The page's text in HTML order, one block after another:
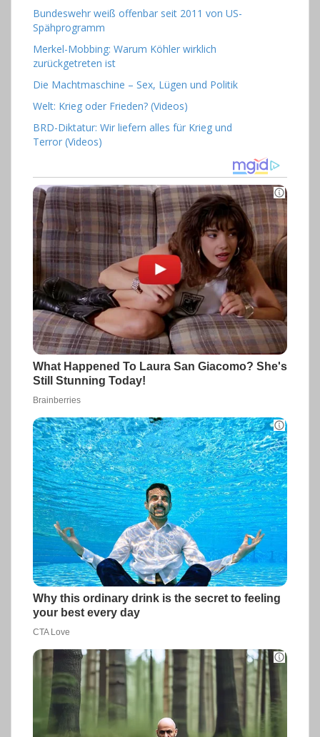
Bundeswehr weiß offenbar seit 2011 von US-
Spähprogramm
Merkel-Mobbing: Warum Köhler wirklich
zurückgetreten ist
Die Machtmaschine – Sex, Lügen und Politik
Welt: Krieg oder Frieden? (Videos)
BRD-Diktatur: Wir liefern alles für Krieg und
Terror (Videos)